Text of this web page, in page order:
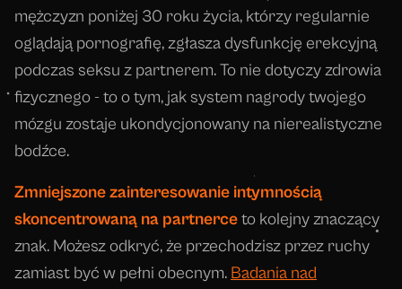
mężczyzn poniżej 30 roku życia, którzy regularnie
oglądają pornografię, zgłasza dysfunkcję erekcyjną
podczas seksu z partnerem. To nie dotyczy zdrowia
fizycznego - to o tym, jak system nagrody twojego
mózgu zostaje ukondycjonowany na nierealistyczne
bodźce.
Zmniejszone zainteresowanie intymnością
skoncentrowaną na partnerceto kolejny znaczący
znak. Możesz odkryć, że przechodzisz przez ruchy
zamiast być w pełni obecnym. Badania nad